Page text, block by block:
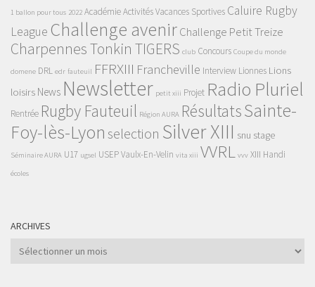
1 ballon pour tous 2022 AcadémieActivités Vacances Sportives Caluire Rugby
League Challenge avenirChallenge Petit Treize
Charpennes Tonkin TIGERS club Concours Coupe du monde
domene DRL edr fauteuil FFRXIII Francheville Interview Lionnes Lions
loisirs News Newsletter petit xiii Projet Radio Pluriel
Rentrée Rugby Fauteuil Région AURA RésultatsSainte-
Foy-lès-Lyon selection Silver XIII snu stage
Séminaire AURA U17 ugsel USEPVaulx-En-Velin vita xiii VVRL vvv XIII Handi
écoles
ARCHIVES
Archives